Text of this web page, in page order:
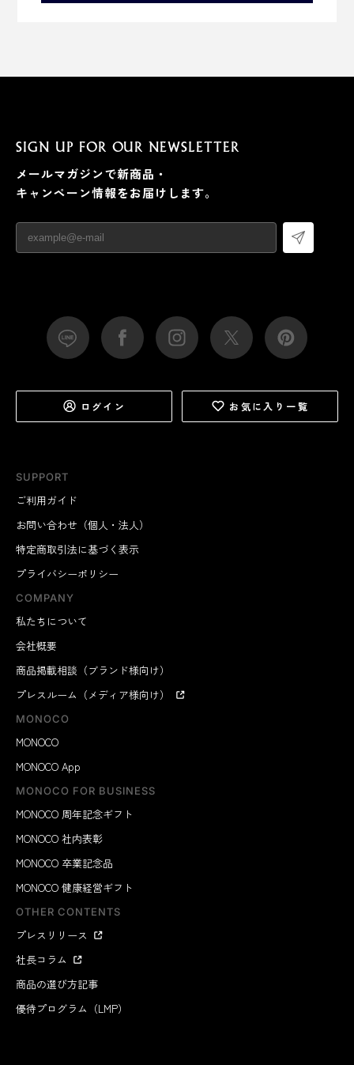
SUPPORT
ご利用ガイド
お問い合わせ（個人・法人）
特定商取引法に基づく表示
プライバシーポリシー
COMPANY
私たちについて
会社概要
商品掲載相談（ブランド様向け）
プレスルーム（メディア様向け）
MONOCO
MONOCO
MONOCO App
MONOCO FOR BUSINESS
MONOCO 周年記念ギフト
MONOCO 社内表彰
MONOCO 卒業記念品
MONOCO 健康経営ギフト
OTHER CONTENTS
プレスリリース
社長コラム
商品の選び方記事
優待プログラム（LMP）
SIGN UP FOR OUR NEWSLETTER
メールマガジンで新商品・
キャンペーン情報をお届けします。
ログイン お気に入り一覧